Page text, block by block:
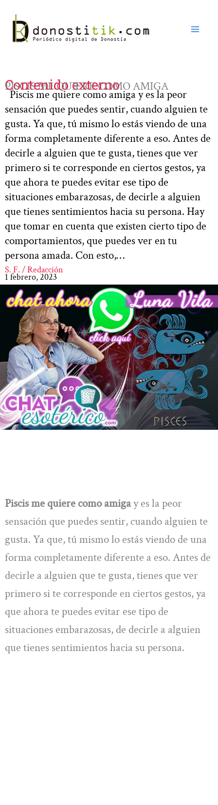
contenido
Contenido externo
PISCIS ME QUIERE COMO AMIGA
Piscis me quiere como amiga y es la peor
sensación que puedes sentir, cuando alguien te
gusta. Ya que, tú mismo lo estás viendo de una
forma completamente diferente a eso. Antes de
decirle a alguien que te gusta, tienes que ver
primero si te corresponde en ciertos gestos, ya
que ahora te puedes evitar ese tipo de
situaciones embarazosas, de decirle a alguien
que tienes sentimientos hacia su persona. Hay
que tomar en cuenta que existen cierto tipo de
comportamientos, que puedes ver en tu
persona amada. Con esto,…
S. F. / Redacción
1 febrero, 2023
Piscis me quiere como amigay es la peor
sensación que puedes sentir, cuando alguien te
gusta. Ya que, tú mismo lo estás viendo de una
forma completamente diferente a eso. Antes de
decirle a alguien que te gusta, tienes que ver
primero si te corresponde en ciertos gestos, ya
que ahora te puedes evitar ese tipo de
situaciones embarazosas, de decirle a alguien
que tienes sentimientos hacia su persona.